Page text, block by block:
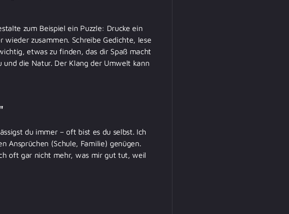
zum Beispiel ein Puzzle: Drucke ein
wieder zusammen. Schreibe Gedichte, lese
etwas zu finden, das dir Spaß macht
und die Natur. Der Klang der Umwelt kann
du immer – oft bist es du selbst. Ich
Ansprüchen (Schule, Familie) genügen.
oft gar nicht mehr, was mir gut tut, weil